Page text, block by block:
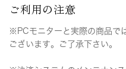
ご利用の注意
※PCモニターと実際の商品で
ございます。ご了承下さい。